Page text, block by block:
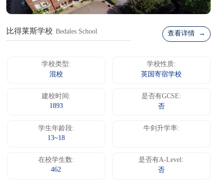
比得莱斯学校 Bedales School 查看详情 →
学校类型:
混校
学校性质:
英国寄宿学校
建校时间:
1893
是否有GCSE:
否
学生年龄段:
13~18
牛剑升学率:
在校学生数:
462
是否有A-Level:
否